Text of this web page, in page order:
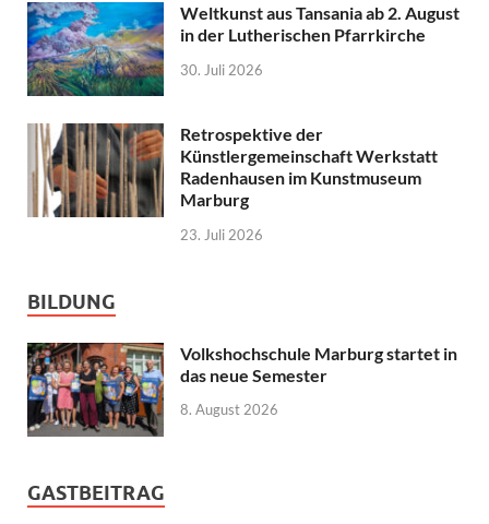
Weltkunst aus Tansania ab 2. August
in der Lutherischen Pfarrkirche
30. Juli 2026
Retrospektive der
Künstlergemeinschaft Werkstatt
Radenhausen im Kunstmuseum
Marburg
23. Juli 2026
BILDUNG
Volkshochschule Marburg startet in
das neue Semester
8. August 2026
GASTBEITRAG